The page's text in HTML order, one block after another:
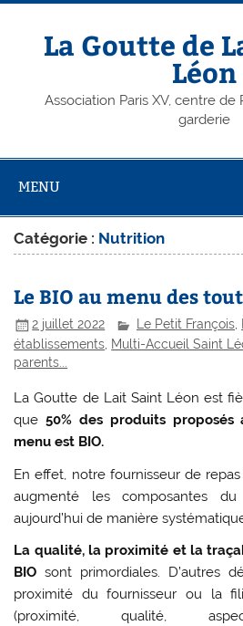
Skip
contentLa Goutte de
Léon
Association Paris XV, centre de
garderie
MENU
Catégorie : Nutrition
Le BIO au menu des
2 juillet 2022 Le Petit François,
établissements Multi-Accueil Saint
parents...
La Goutte de Lait Saint Léon est
que50% des produits
menu est BIO.
En effet, notre fournisseur de
augmenté les composantes
aujourd’hui de manière
La qualité, la proximité et la
BIO sont primordiales. D’autres
proximité du fournisseur ou la
(proximité, qualité,